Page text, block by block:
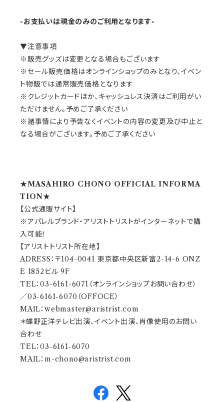
-お支払いは現金のみのご利用となります-
▼注意事項
※販売グッズは変更となる場合もございます
※セール販売価格はオンラインショップのみとなり、イベン
ト物販では通常販売価格となります
※クレジットカードほか、キャッシュレス決済はご利用がい
ただけません。予めご了承ください
※諸事情により予告なくイベントの内容の変更及び中止と
なる場合がございます。予めご了承ください
★MASAHIRO CHONO OFFICIAL INFORMA
TION★
【公式通販サイト】
※アパレルブランド・アリストトリストがインターネットで購
入可能！
【アリストトリスト所在地】
ADRESS：〒104-0041 東京都中央区新富2-14-6 ONZ
E 1852ビル 9F
TEL：03-6161-6071（オンラインショップお問い合わせ）
／03-6161-6070（OFFOCE）
MAIL： webmaster@aristrist.com
＊蝶野正洋テレビ出演、イベント出演、肖像使用のお問い
合わせ
TEL：03-6161-6070
MAIL： m-chono@aristrist.com